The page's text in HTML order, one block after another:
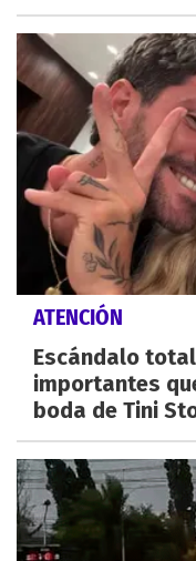
ATENCIÓN
Escándalo
importantes
boda de Tini